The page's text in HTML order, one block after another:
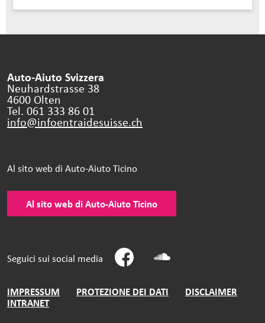
Auto-Aiuto Svizzera
Neuhardstrasse 38
4600 Olten
Tel. 061 333 86 01
info@infoentraidesuisse.ch
Al sito web di Auto-Aiuto Ticino
Al sito web di Auto-Aiuto Ticino
Seguici sui social media
IMPRESSUM PROTEZIONE DEI DATI
DISCLAIMER
INTRANET